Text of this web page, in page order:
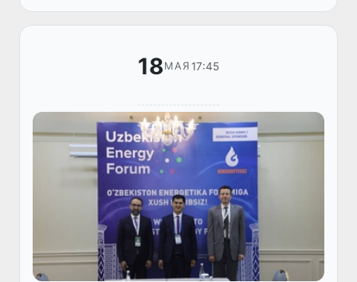
МВт в Гузорском районе Кашкадарьинской
области.
18МАЯ 17:45